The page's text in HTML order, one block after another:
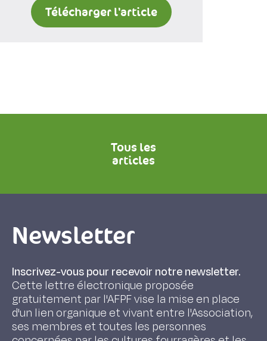
Télécharger l'article
Tous les
articles
Newsletter
Inscrivez-vous pour recevoir notre newsletter.
Cette lettre électronique proposée
gratuitement par l'AFPF vise la mise en place
d'un lien organique et vivant entre l'Association,
ses membres et toutes les personnes